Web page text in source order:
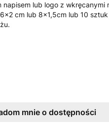
lub logo z wkręcanymi
6x2 cm lub 8x1,5cm lub 10
mnie o dostępności